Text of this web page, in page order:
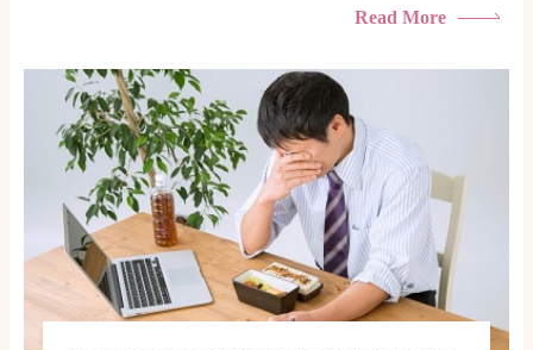
族に知られたくない・借金の催促、取り立てで憂鬱になる。・
も限界があ...
Read More